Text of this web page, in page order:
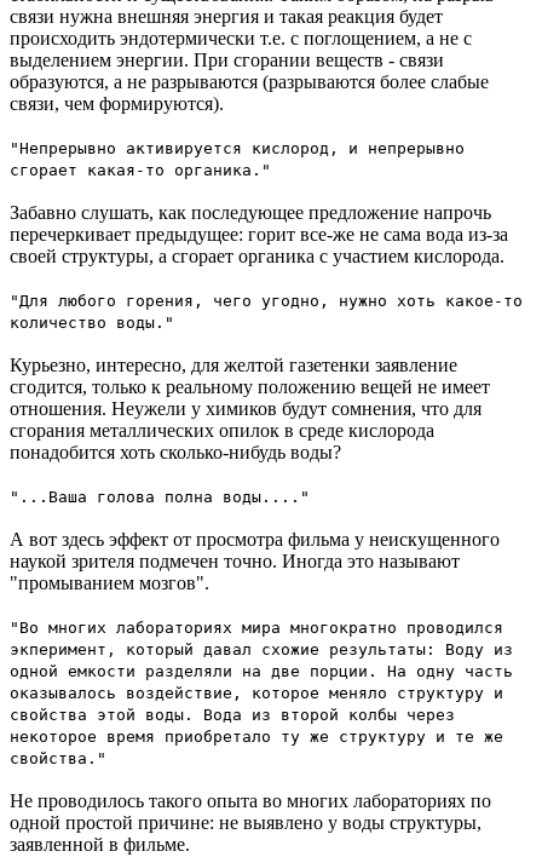
связи нужна внешняя энергия и такая реакция будет
происходить эндотермически т.е. с поглощением, а не с
выделением энергии. При сгорании веществ - связи
образуются, а не разрываются (разрываются более слабые
связи, чем формируются).
"Непрерывно активируется кислород, и непрерывно
сгорает какая-то органика."
Забавно слушать, как последующее предложение напрочь
перечеркивает предыдущее: горит все-же не сама вода из-за
своей структуры, а сгорает органика с участием кислорода.
"Для любого горения, чего угодно, нужно хоть какое-то
количество воды."
Курьезно, интересно, для желтой газетенки заявление
сгодится, только к реальному положению вещей не имеет
отношения. Неужели у химиков будут сомнения, что для
сгорания металлических опилок в среде кислорода
понадобится хоть сколько-нибудь воды?
"...Ваша голова полна воды...."
А вот здесь эффект от просмотра фильма у неискущенного
наукой зрителя подмечен точно. Иногда это называют
"промыванием мозгов".
"Во многих лабораториях мира многократно проводился
экперимент, который давал схожие результаты: Воду из
одной емкости разделяли на две порции. На одну часть
оказывалось воздействие, которое меняло структуру и
свойства этой воды. Вода из второй колбы через
некоторое время приобретало ту же структуру и те же
свойства."
Не проводилось такого опыта во многих лабораториях по
одной простой причине: не выявлено у воды структуры,
заявленной в фильме.